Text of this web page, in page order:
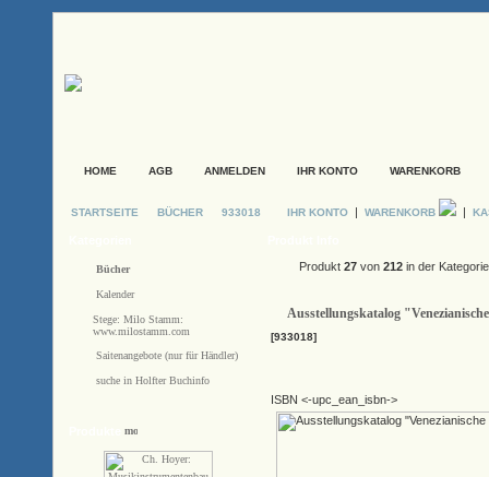
HOME AGB ANMELDEN IHR KONTO WARENKORB
STARTSEITE BÜCHER 933018 IHR KONTO| WARENKORB |
Bücher
Kalender
Stege: Milo Stamm:
www.milostamm.com
Saitenangebote (nur für Händler)
suche in Holfter Buchinfo
Produkt 27von 212in der
Ausstellungskatalog
[933018]
ISBN <-upc_ean_isbn->